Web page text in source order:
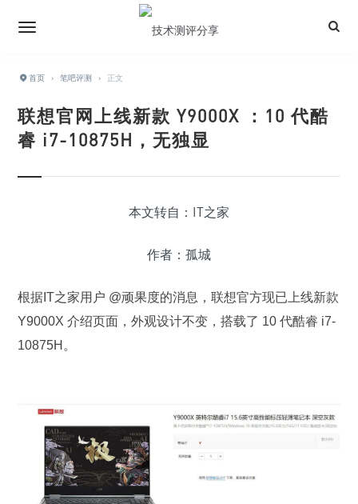
首页 › 笔吧评测 › 正文
联想官网上线新款 Y9000X ：10 代酷
睿 i7-10875H，无独显
本文转自：IT之家
作者：孤城
根据IT之家用户 @顽果度的消息，联想官方现已上线新款
Y9000X 介绍页面，外观设计不变，搭载了 10 代酷睿 i7-
10875H。